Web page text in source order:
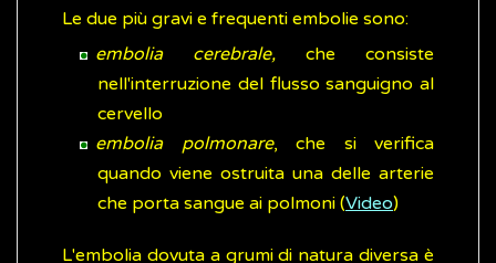
Le due più gravi e frequenti embolie sono:
embolia cerebrale, che consiste
nell'interruzione del flusso sanguigno al
cervello
embolia polmonare, che si verifica
quando viene ostruita una delle arterie
che porta sangue ai polmoni (Video)
L'embolia dovuta a grumi di natura diversa è